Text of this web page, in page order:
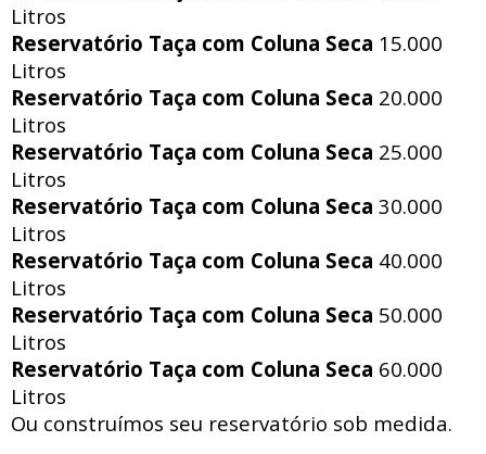
Litros
Reservatório Taça com Coluna Seca 15.000
Litros
Reservatório Taça com Coluna Seca 20.000
Litros
Reservatório Taça com Coluna Seca 25.000
Litros
Reservatório Taça com Coluna Seca 30.000
Litros
Reservatório Taça com Coluna Seca 40.000
Litros
Reservatório Taça com Coluna Seca 50.000
Litros
Reservatório Taça com Coluna Seca 60.000
Litros
Ou construímos seu reservatório sob medida.